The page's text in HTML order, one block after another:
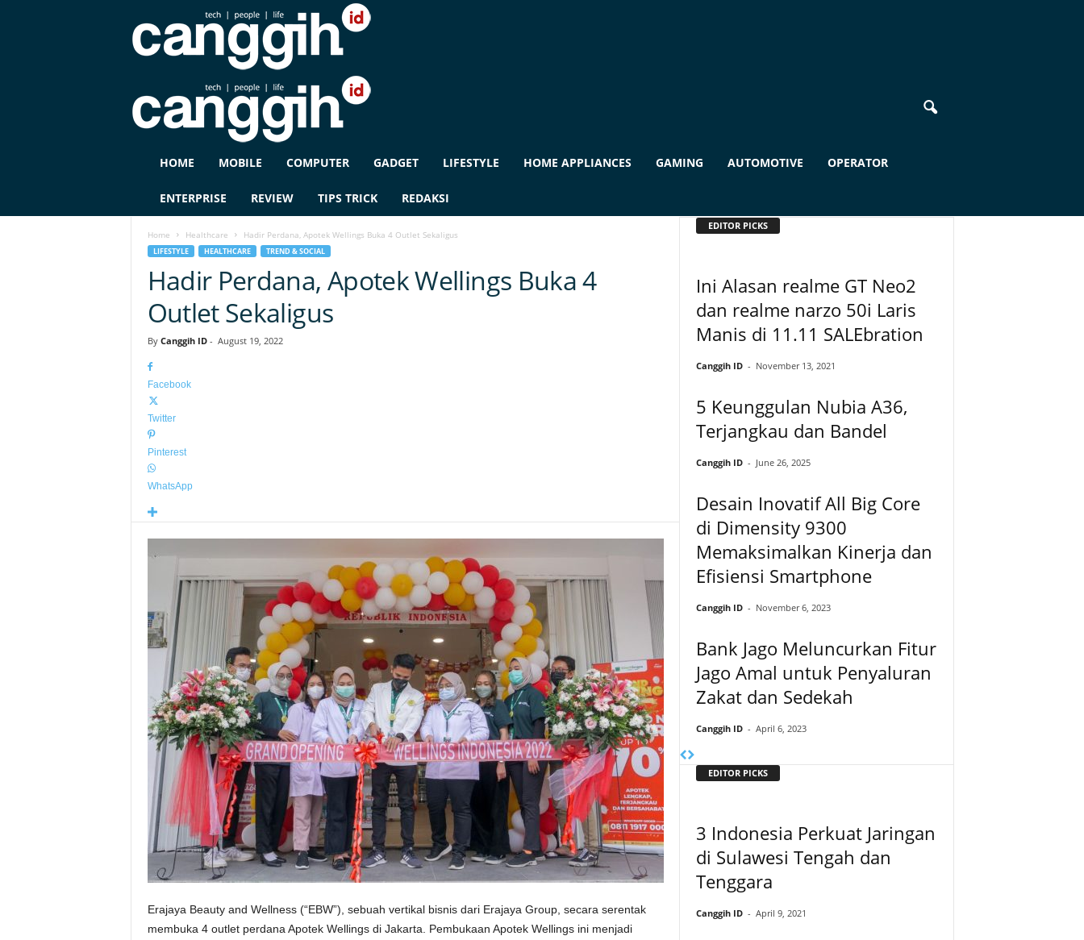
G
HOME MOBILE COMPUTER GADGET LIFESTYLE HOME APPLIANCES GAMING AUTOMOTIVE OPERATOR
ENTERPRISE REVIEW TIPS TRICK REDAKSI
Home Healthcare Hadir Perdana, Apotek Wellings Buka 4 Outlet Sekaligus
LIFESTYLE HEALTHCARE TREND & SOCIAL
Hadir Perdana, Apotek Wellings Buka 4
Outlet Sekaligus
By Canggih ID- August 19, 2022
Facebook
Twitter
Pinterest
WhatsApp
Erajaya Beauty and Wellness (“EBW”), sebuah vertikal bisnis dari Erajaya Group, secara serentak
membuka 4 outlet perdana Apotek Wellings di Jakarta. Pembukaan Apotek Wellings ini menjadi
EDITOR PICKS
Ini Alasan realme GT Neo2
dan realme narzo 50i Laris
Manis di 11.11 SALEbration
Canggih ID - November 13, 2021
5 Keunggulan Nubia A36,
Terjangkau dan Bandel
Canggih ID - June 26, 2025
Desain Inovatif All Big Core
di Dimensity 9300
Memaksimalkan Kinerja dan
Efisiensi Smartphone
Canggih ID - November 6, 2023
Bank Jago Meluncurkan Fitur
Jago Amal untuk Penyaluran
Zakat dan Sedekah
Canggih ID - April 6, 2023
EDITOR PICKS
3 Indonesia Perkuat Jaringan
di Sulawesi Tengah dan
Tenggara
Canggih ID - April 9, 2021